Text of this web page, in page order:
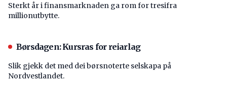
Sterkt år i finansmarknaden ga rom for tresifra
millionutbytte.
Børsdagen: Kursras for reiarlag
Slik gjekk det med dei børsnoterte selskapa på
Nordvestlandet.